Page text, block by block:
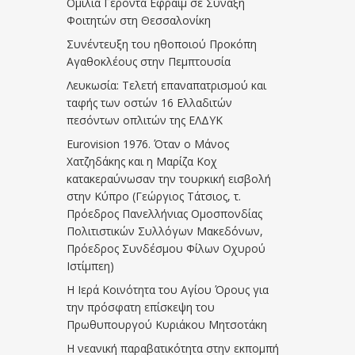
Φοιτητών στη Θεσσαλονίκη
Συνέντευξη του ηθοποιού Προκόπη
Αγαθοκλέους στην Πεμπτουσία
Λευκωσία: Τελετή επαναπατρισμού και
ταφής των οστών 16 Ελλαδιτών
πεσόντων οπλιτών της ΕΛΔΥΚ
Eurovision 1976. Όταν ο Μάνος
Χατζηδάκης και η Μαρίζα Κοχ
κατακεραύνωσαν την τουρκική εισβολή
στην Κύπρο (Γεώργιος Τάτσιος, τ.
Πρόεδρος Πανελλήνιας Ομοσπονδίας
Πολιτιστικών Συλλόγων Μακεδόνων,
Πρόεδρος Συνδέσμου Φίλων Οχυρού
Ιστίμπεη)
Η Ιερά Κοινότητα του Αγίου Όρους για
την πρόσφατη επίσκεψη του
Πρωθυπουργού Κυριάκου Μητσοτάκη
Η νεανική παραβατικότητα στην εκπομπή